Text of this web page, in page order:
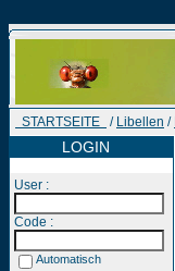
STARTSEITE / Libellen /
LOGIN
User :
Code :
Automatisch